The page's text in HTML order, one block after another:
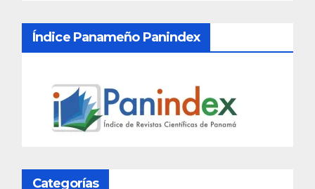
Índice Panameño Panindex
Categorías